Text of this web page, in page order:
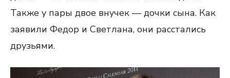
Также у пары двое внучек — дочки сына. Как
заявили Федор и Светлана, они расстались
друзьями.